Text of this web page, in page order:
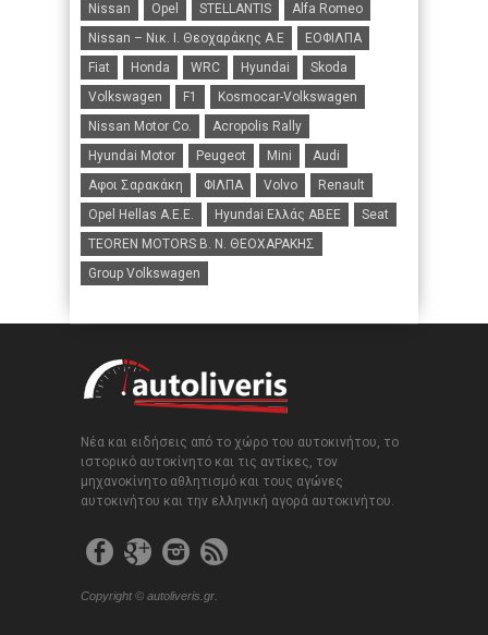
Nissan
Opel STELLANTIS
Alfa Romeo
Nissan – Νικ. Ι. Θεοχαράκης Α.Ε
ΕΟΦΙΛΠΑ
Fiat
Honda WRC Hyundai
Skoda
Volkswagen
F1
Kosmocar-Volkswagen
Nissan Motor Co.
Acropolis Rally
Hyundai Motor
Peugeot Mini
Audi
Αφοι Σαρακάκη
ΦΙΛΠΑ Volvo
Renault
Opel Hellas A.E.E.
Hyundai Ελλάς ΑΒΕΕ
Seat
TEOREN MOTORS B. N. ΘΕΟΧΑΡΑΚΗΣ
Group Volkswagen
Νέα και ειδήσεις από το χώρο του αυτοκινήτου, το
ιστορικό αυτοκίνητο και τις αντίκες, τον
μηχανοκίνητο αθλητισμό και τους αγώνες
αυτοκινήτου και την ελληνική αγορά αυτοκινήτου.
Copyright © autoliveris.gr.